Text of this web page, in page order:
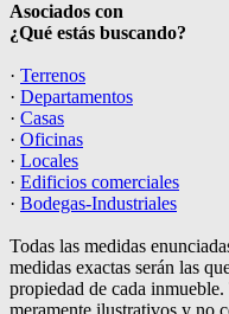
Asociados con
¿Qué estás buscando?
· Terrenos
· Departamentos
· Casas
· Oficinas
· Locales
· Edificios comerciales
· Bodegas-Industriales
Todas las medidas
medidas exactas serán las
propiedad de cada
meramente ilustrativos y no